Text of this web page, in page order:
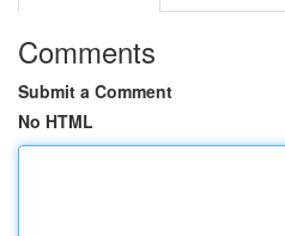
Comments
Submit a Comment
No HTML